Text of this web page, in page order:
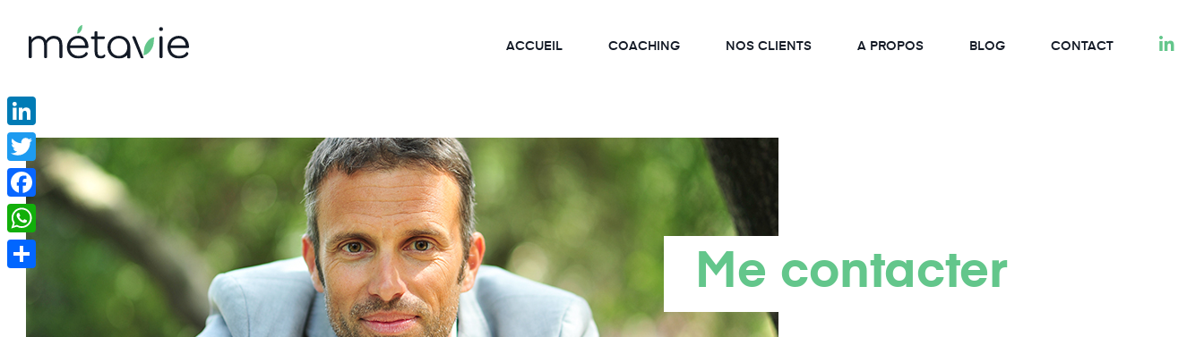
ACCUEIL COACHING NOS CLIENTS A PROPOS BLOG CONTACT
Me contacter
LinkedIn
Twitter
Facebook
WhatsApp